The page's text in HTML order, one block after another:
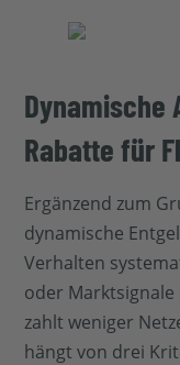
Dynamische
Rabatte für
Ergänzend zum
dynamische
Verhalten
oder
zahlt weniger
hängt von drei